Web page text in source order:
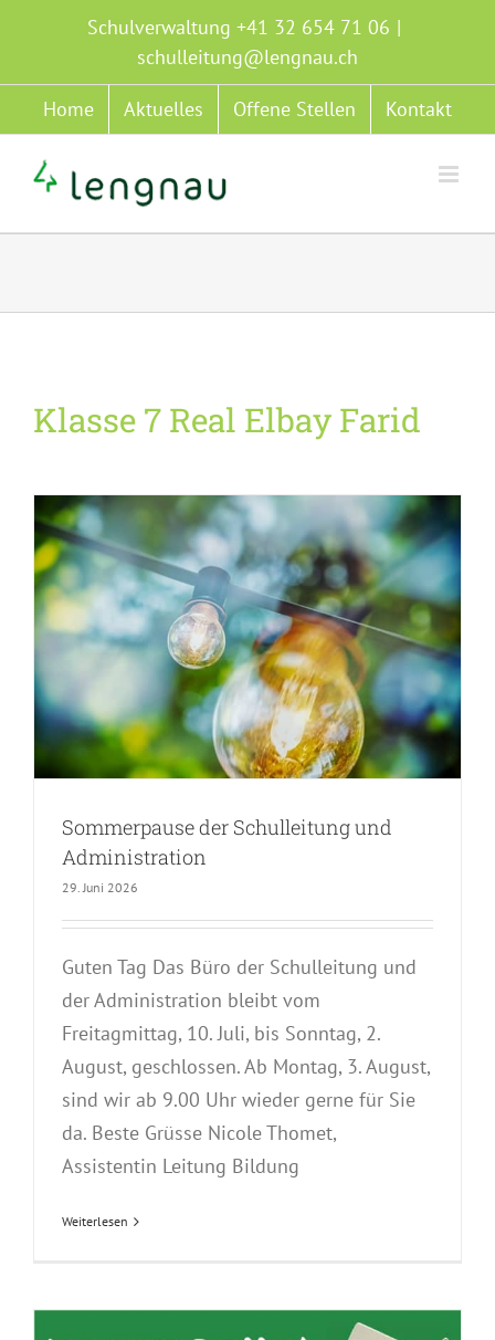
springen
Schulverwaltung +41 32 654 71 06 |
schulleitung@lengnau.ch
Home Aktuelles Offene Stellen Kontakt
Klasse 7 Real Elbay Farid
Sommerpause der Schulleitung und
Administration
29. Juni 2026
Guten Tag Das Büro der Schulleitung und
der Administration bleibt vom
Freitagmittag, 10. Juli, bis Sonntag, 2.
August, geschlossen. Ab Montag, 3. August,
sind wir ab 9.00 Uhr wieder gerne für Sie
da. Beste Grüsse Nicole Thomet,
Assistentin Leitung Bildung
Weiterlesen